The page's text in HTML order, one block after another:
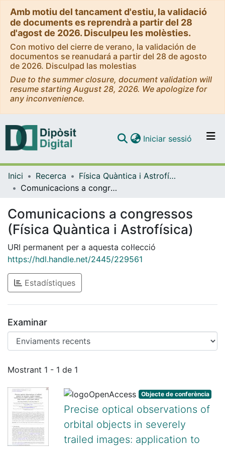
Amb motiu del tancament d'estiu, la validació
de documents es reprendrà a partir del 28
d'agost de 2026. Disculpeu les molèsties.
Con motivo del cierre de verano, la validación de
documentos se reanudará a partir del 28 de agosto
de 2026. Disculpad las molestias
Due to the summer closure, document validation will
resume starting August 28, 2026. We apologize for
any inconvenience.
Navega per tot el DD
Com publicar
Contacte
Iniciar sessió (current)
Inici Recerca
Física Quàntica i Astrofísica
Comunicacions a congressos (Física Quàntica i Astrofísica)
Comunicacions a congressos
(Física Quàntica i Astrofísica)
URI permanent per a aquesta col·lecció
https://hdl.handle.net/2445/229561
Estadístiques
Examinar
Enviaments recents
Mostrant 1 - 1 de 1
Objecte de conferència
Precise optical observations of
orbital objects in severely
trailed images: application to